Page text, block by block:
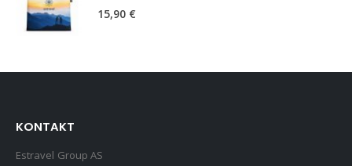
15,90 €
KONTAKT
Estravel Group AS